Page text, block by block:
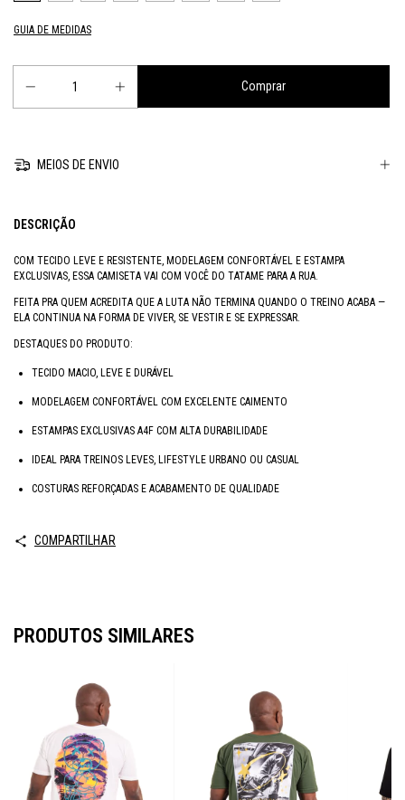
GUIA DE MEDIDAS
MEIOS DE ENVIO
DESCRIÇÃO
COM TECIDO LEVE E RESISTENTE, MODELAGEM CONFORTÁVEL E ESTAMPA
EXCLUSIVAS, ESSA CAMISETA VAI COM VOCÊ DO TATAME PARA A RUA.
FEITA PRA QUEM ACREDITA QUE A LUTA NÃO TERMINA QUANDO O TREINO ACABA —
ELA CONTINUA NA FORMA DE VIVER, SE VESTIR E SE EXPRESSAR.
DESTAQUES DO PRODUTO:
TECIDO MACIO, LEVE E DURÁVEL
MODELAGEM CONFORTÁVEL COM EXCELENTE CAIMENTO
ESTAMPAS EXCLUSIVAS A4F COM ALTA DURABILIDADE
IDEAL PARA TREINOS LEVES, LIFESTYLE URBANO OU CASUAL
COSTURAS REFORÇADAS E ACABAMENTO DE QUALIDADE
COMPARTILHAR
PRODUTOS SIMILARES